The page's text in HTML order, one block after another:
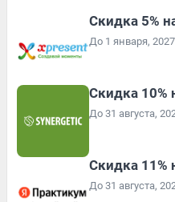
Скидка 5%
До 1 января, 2027
Скидка 10%
До 31 августа,
Скидка 11%
До 31 августа,